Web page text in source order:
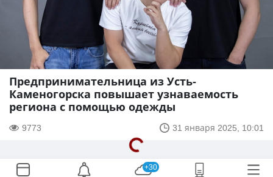
Предпринимательница из Усть-
Каменогорска повышает узнаваемость
региона с помощью одежды
9773 31 января 2025, 10:01
+30